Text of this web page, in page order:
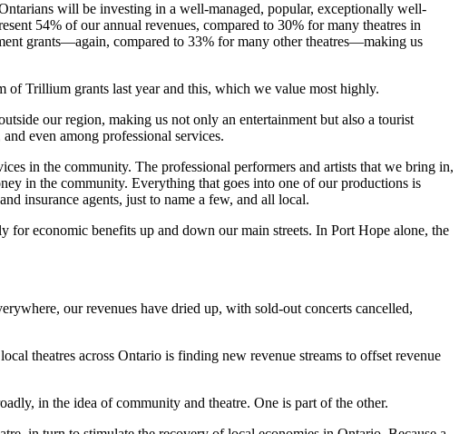
will be investing in a well-managed, popular, exceptionally well-
54% of our annual revenues, compared to 30% for many theatres in
grants—again, compared to 33% for many other theatres—making us
Trillium grants last year and this, which we value most highly.
our region, making us not only an entertainment but also a tourist
even among professional services.
in the community. The professional performers and artists that we bring in,
in the community. Everything that goes into one of our productions is
insurance agents, just to name a few, and all local.
for economic benefits up and down our main streets. In Port Hope alone, the
our revenues have dried up, with sold-out concerts cancelled,
theatres across Ontario is finding new revenue streams to offset revenue
in the idea of community and theatre. One is part of the other.